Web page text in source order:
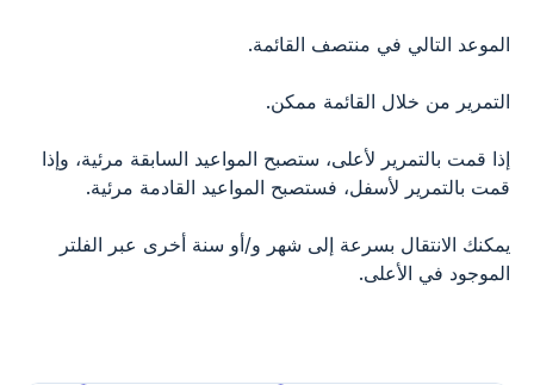
الموعد التالي في منتصف القائمة.
التمرير من خلال القائمة ممكن.
إذا قمت بالتمرير لأعلى، ستصبح المواعيد السابقة مرئية، وإذا
قمت بالتمرير لأسفل، فستصبح المواعيد القادمة مرئية.
يمكنك الانتقال بسرعة إلى شهر و/أو سنة أخرى عبر الفلتر
الموجود في الأعلى.